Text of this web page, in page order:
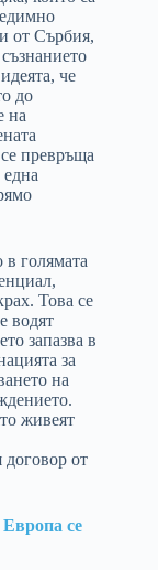
от Сърбия,
че
до
на
превръща
в голямата
Това се
водят
запазва в
за
на
живеят
от
се